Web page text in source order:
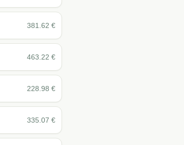
381.62 €
463.22 €
228.98 €
335.07 €